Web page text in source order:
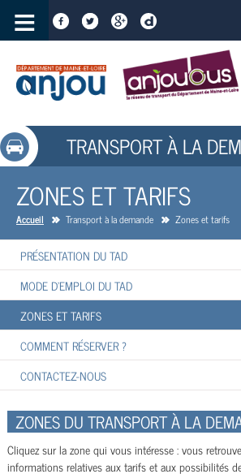
≡
TRANSPORT À LA
ZONES ET TARIFS
Accueil Transport à la demande Zones et tarifs
PRÉSENTATION DU TAD
MODE D'EMPLOI DU TAD
ZONES ET TARIFS
COMMENT RÉSERVER ?
CONTACTEZ-NOUS
ZONES DU TRANSPORT À LA
Cliquez sur la zone qui vous intéresse : vous
informations relatives aux tarifs et aux possibilités